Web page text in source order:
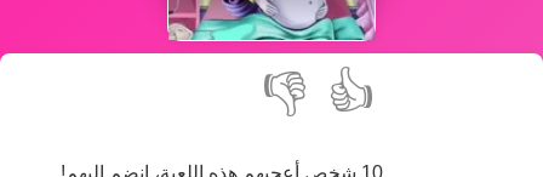
👍
👎
10 شخص أعجبهم هذه اللعبة، انضم إليهم!